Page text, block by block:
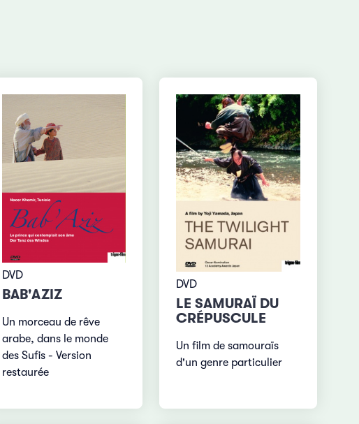
DVD
BAB'AZIZ
Un morceau de rêve
arabe, dans le monde
des Sufis - Version
restaurée
DVD
LE SAMURAÏ DU
CRÉPUSCULE
Un film de samouraïs
d'un genre particulier